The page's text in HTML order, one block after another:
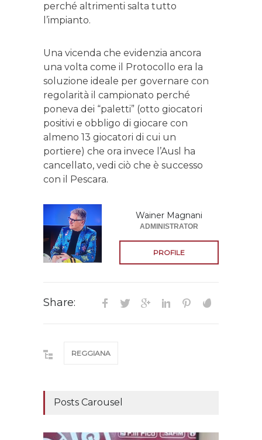
perché altrimenti salta tutto
l’impianto.
Una vicenda che evidenzia ancora
una volta come il Protocollo era la
soluzione ideale per governare con
regolarità il campionato perché
poneva dei “paletti” (otto giocatori
positivi e obbligo di giocare con
almeno 13 giocatori di cui un
portiere) che ora invece l’Ausl ha
cancellato, vedi ciò che è successo
con il Pescara.
Wainer Magnani
ADMINISTRATOR
PROFILE
Share:
REGGIANA
Posts Carousel